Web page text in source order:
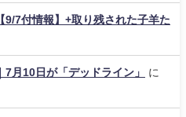
7付情報】+取り残された子羊た
月10日が「デッドライン」
に